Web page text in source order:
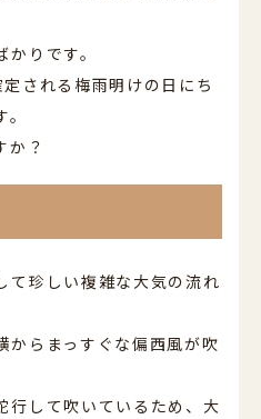
りです。
される梅雨明けの日にち
か？
て珍しい複雑な大気の流れ
からまっすぐな偏西風が吹
行して吹いているため、大